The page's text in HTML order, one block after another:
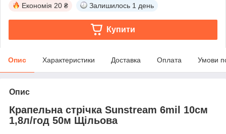
Економія 20 ₴ Залишилось 1 день
Купити
Опис Характеристики Доставка Оплата Умови
Опис
Крапельна стрічка Sunstream 6mil 10см
1,8л/год 50м Щільова